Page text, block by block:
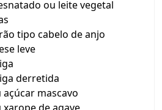
ou leite vegetal
tipo cabelo de anjo
leve
derretida
mascavo